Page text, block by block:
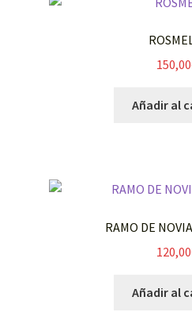
150,00
Añadir al
RAMO DE
120,00
Añadir al